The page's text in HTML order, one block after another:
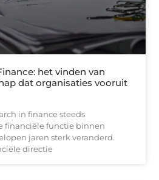
het vinden van
dat organisaties vooruit
in finance steeds
financiële functie binnen
jaren sterk veranderd.
directie